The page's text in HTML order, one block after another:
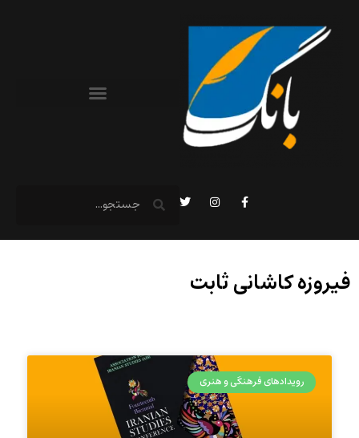
فیروزه کاشانی ثابت
رویدادهای فرهنگی و هنری